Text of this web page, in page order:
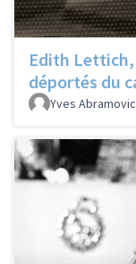
Edith
déportés du
Yves